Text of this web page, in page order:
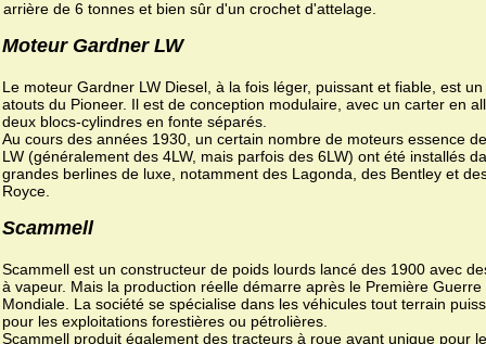
arrière de 6 tonnes et bien sûr d'un crochet d'attelage.
Moteur Gardner LW
Le moteur Gardner LW Diesel, à la fois léger, puissant et fiable, est
atouts du Pioneer. Il est de conception modulaire, avec un carter en
deux blocs-cylindres en fonte séparés.
Au cours des années 1930, un certain nombre de moteurs essence
LW (généralement des 4LW, mais parfois des 6LW) ont été installés
grandes berlines de luxe, notamment des Lagonda, des Bentley et
Royce.
Scammell
Scammell est un constructeur de poids lourds lancé des 1900 avec
à vapeur. Mais la production réelle démarre après le Première Guerre
Mondiale. La société se spécialise dans les véhicules tout terrain
pour les exploitations forestières ou pétrolières.
Scammell produit également des tracteurs à roue avant unique pour